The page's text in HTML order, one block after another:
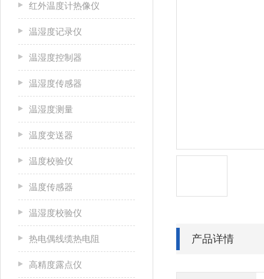
产品详情
红外温度计热像仪
温湿度记录仪
温湿度控制器
温湿度传感器
温湿度测量
温度变送器
温度校验仪
温度传感器
温湿度校验仪
热电偶线缆热电阻
高精度露点仪